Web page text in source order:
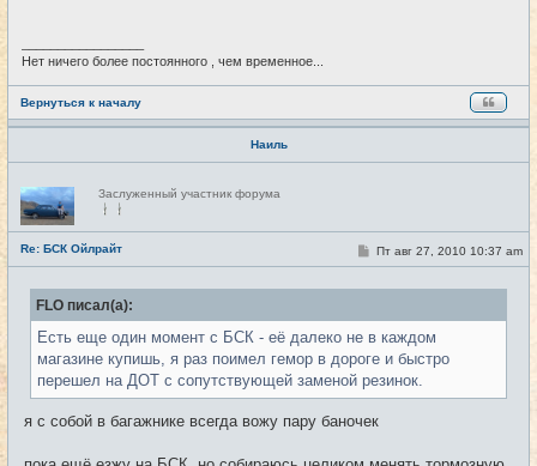
Нет ничего более постоянного , чем временное...
Вернуться к началу
Наиль
Н
е
в
с
е
т
и
Заслуженный участник форума
Re: БСК Ойлрайт #33
С
о
б
е
н
е
Пт авг 27, 2010 10:37 am
FLO писал(а):
Есть еще один момент с БСК - её далеко не в каждом
магазине купишь, я раз поимел гемор в дороге и быстро
перешел на ДОТ с сопутствующей заменой резинок.
я с собой в багажнике всегда вожу пару баночек